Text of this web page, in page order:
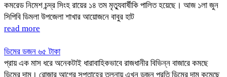
কমরেড নিমেশ চন্দ্র সিংহ রায়ের ১৪ তম মৃত্যুবার্ষীকি পালিত হয়েছে। আজ ১লা জুন
সিপিবি ডিমলা উপজেলা শাখার আয়োজনে বাবুর হাট
read more
ডিমের ডজন ৬৫ টাকা
প্রায় এক মাস ধরে অনেকটাই ধারাবাহিকভাবে রাজধানীর বিভিন্ন বাজারে কমছে
ডিমের দাম। রোজার আগের সপ্তাহের তুলনায় এখন ডজন প্রতি ডিমের দাম কমেছে